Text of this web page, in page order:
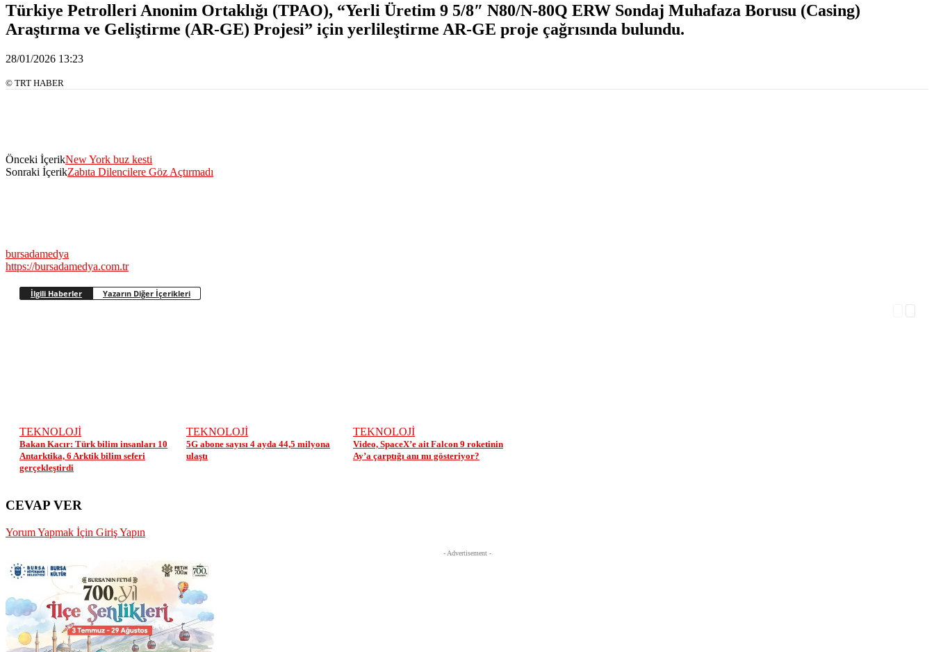
Türkiye Petrolleri Anonim Ortaklığı (TPAO), “Yerli Üretim 9 5/8″ N80/N-80Q ERW Sondaj Muhafaza Borusu (Casing)
Araştırma ve Geliştirme (AR-GE) Projesi” için yerlileştirme AR-GE proje çağrısında bulundu.
28/01/2026 13:23
© TRT HABER
Önceki İçerikNew York buz kesti
Sonraki İçerikZabıta Dilencilere Göz Açtırmadı
bursadamedya
https://bursadamedya.com.tr
İlgili Haberler Yazarın Diğer İçerikleri
TEKNOLOJİ
Bakan Kacır: Türk bilim insanları 10
Antarktika, 6 Arktik bilim seferi
gerçekleştirdi
TEKNOLOJİ
5G abone sayısı 4 ayda 44,5 milyona
ulaştı
TEKNOLOJİ
Video, SpaceX’e ait Falcon 9 roketinin
Ay’a çarptığı anı mı gösteriyor?
CEVAP VER
Yorum Yapmak İçin Giriş Yapın
- Advertisement -